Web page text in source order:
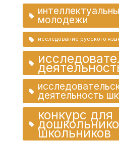
молодежи
исследование русского
деятельность
конкурс для
школьников